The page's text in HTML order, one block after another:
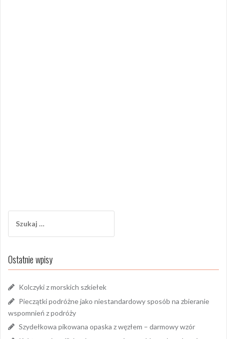
Ostatnie wpisy
Kolczyki z morskich szkiełek
Pieczątki podróżne jako niestandardowy sposób na zbieranie
wspomnień z podróży
Szydełkowa pikowana opaska z węzłem – darmowy wzór